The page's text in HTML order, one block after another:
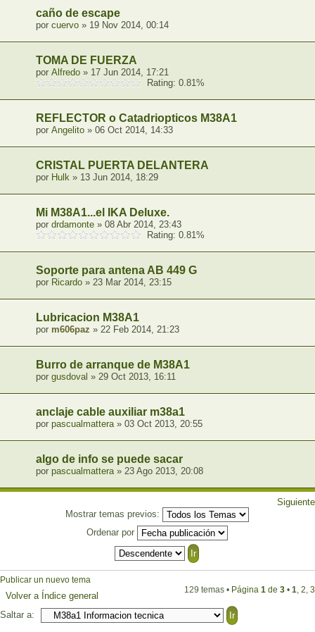
caño de escape
por cuervo » 19 Nov 2014, 00:14
TOMA DE FUERZA
por Alfredo » 17 Jun 2014, 17:21
Rating: 0.81%
REFLECTOR o Catadriopticos M38A1
por Angelito » 06 Oct 2014, 14:33
CRISTAL PUERTA DELANTERA
por Hulk » 13 Jun 2014, 18:29
Mi M38A1...el IKA Deluxe.
por drdamonte » 08 Abr 2014, 23:43
Rating: 0.81%
Soporte para antena AB 449 G
por Ricardo » 23 Mar 2014, 23:15
Lubricacion M38A1
por m606paz » 22 Feb 2014, 21:23
Burro de arranque de M38A1
por gusdoval » 29 Oct 2013, 16:11
anclaje cable auxiliar m38a1
por pascualmattera» 03 Oct 2013, 20:55
algo de info se puede sacar
por pascualmattera» 23 Ago 2013, 20:08
Siguiente
Mostrar temas previos:
Ordenar por
Publicar un nuevo tema
129 temas • Página 1 de 3 • 1, 2, 3
Volver a Índice general
Saltar a: